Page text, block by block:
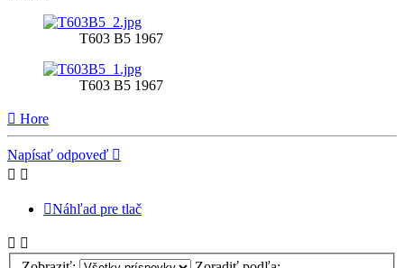
T603 B5 1967
T603 B5 1967
Hore
Napísať odpoveď
Náhľad pre tlač